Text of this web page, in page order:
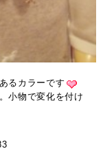
るカラーです
小物で変化を付け